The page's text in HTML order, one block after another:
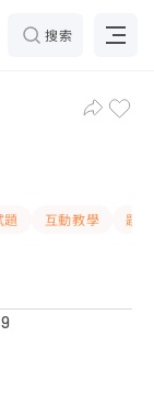
搜索
題 互動教學
題